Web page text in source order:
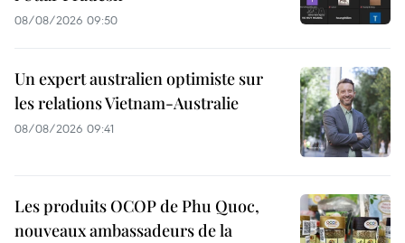
08/08/2026 09:50
Un expert australien optimiste sur
les relations Vietnam-Australie
08/08/2026 09:41
Les produits OCOP de Phu Quoc,
nouveaux ambassadeurs de la